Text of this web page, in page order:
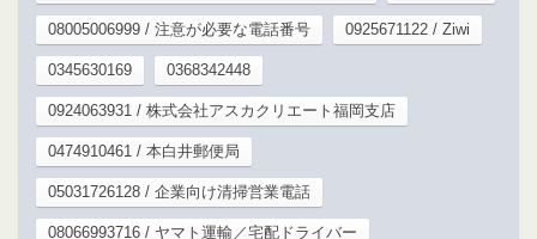
08005006999 / 注意が必要な電話番号 0925671122 / Ziwi
0345630169 0368342448
0924063931 / 株式会社アスカクリエート福岡支店
0474910461 / 本白井郵便局
05031726128 / 企業向け清掃営業電話
08066993716 / ヤマト運輸／宅配ドライバー